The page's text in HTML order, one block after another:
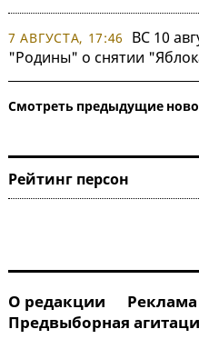
7 АВГУСТА, 17:46
ВС 10
"Родины" о снятии
Смотреть
Рейтинг
О редакции
Реклама
Предвыборная